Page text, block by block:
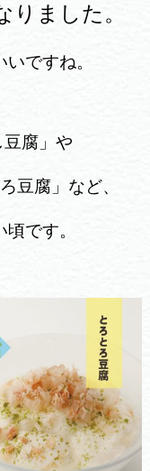
りました。
ですね。
腐」や
豆腐」など、
です。